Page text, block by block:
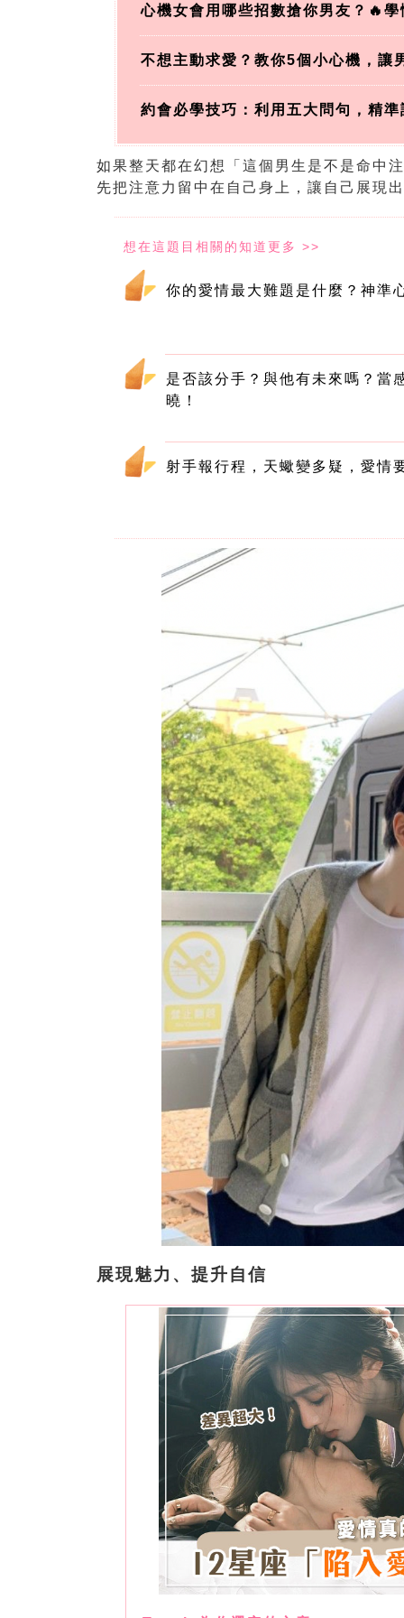
心機女會用哪些招數搶你男友？🔥
不想主動求愛？教你5個小心機，讓
約會必學技巧：利用五大問句，精
如果整天都在幻想「這個男生是不是命中
先把注意力留中在自己身上，讓自己展現
你的愛情最大難題是什麼？神準
是否該分手？與他有未來嗎？當
曉！
射手報行程，天蠍變多疑，愛情
展現魅力、提升自信